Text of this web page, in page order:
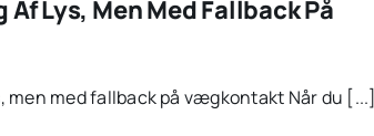
Lys, Men Med Fallback På
men med fallback på vægkontakt Når du [...]